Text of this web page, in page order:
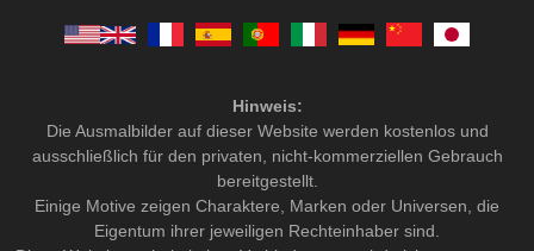
Hinweis:
Die Ausmalbilder auf dieser Website werden kostenlos und
ausschließlich für den privaten, nicht-kommerziellen Gebrauch
bereitgestellt.
Einige Motive zeigen Charaktere, Marken oder Universen, die
Eigentum ihrer jeweiligen Rechteinhaber sind.